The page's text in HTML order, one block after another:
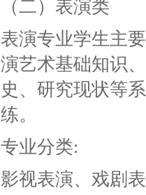
（二）表演类
表演专业学生主
演艺术基础知识
史、研究现状等
练。
专业分类:
影视表演、戏剧